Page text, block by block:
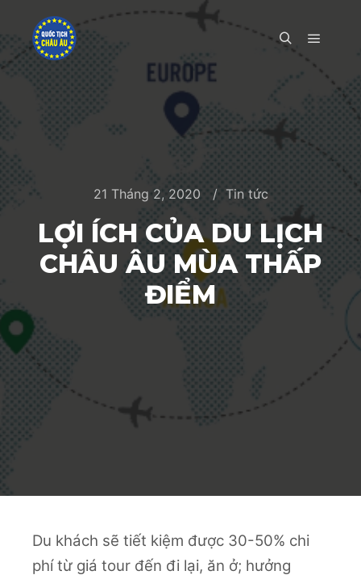
Search
21 Tháng 2, 2020 Tin tức
LỢI ÍCH CỦA DU LỊCH
CHÂU ÂU MÙA THẤP
ĐIỂM
Du khách sẽ tiết kiệm được 30-50% chi
phí từ giá tour đến đi lại, ăn ở; hưởng